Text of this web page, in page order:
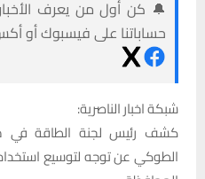
🔔 كن أول من يعرف الأخبار
حساباتنا على فيسبوك أو
شبكة اخبار الناصرية:
كشف رئيس لجنة الطاقة
الطوكي عن توجه لتوسيع